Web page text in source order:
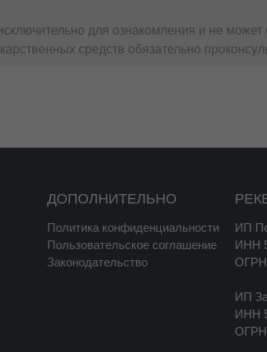
кожи, сопровождающихся воспалением,
для ознакомления и не
средств обязательно
ДОПОЛНИТЕЛЬНО
Политика конфиденциальности
Пользовательское соглашение
Законодательство
ИП
ИНН
ИП
ИНН